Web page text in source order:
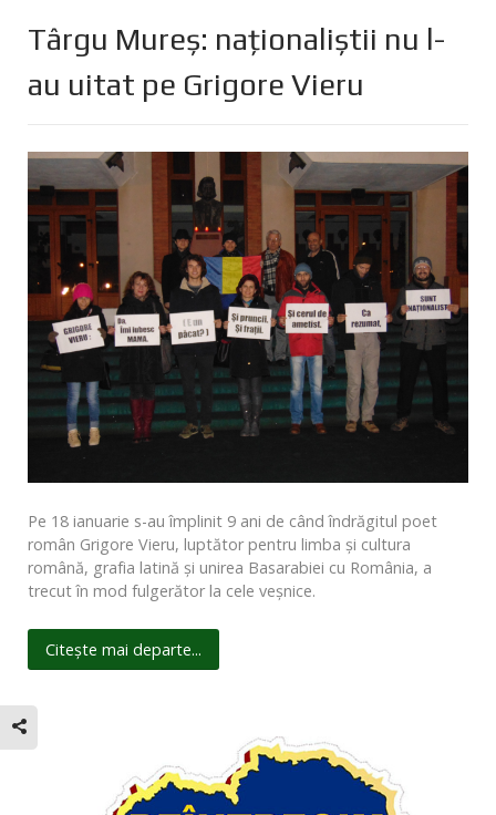
Târgu Mureş: naţionaliştii nu l-
au uitat pe Grigore Vieru
Pe 18 ianuarie s-au împlinit 9 ani de când îndrăgitul poet
român Grigore Vieru, luptător pentru limba şi cultura
română, grafia latină şi unirea Basarabiei cu România, a
trecut în mod fulgerător la cele veşnice.
Citește mai departe...